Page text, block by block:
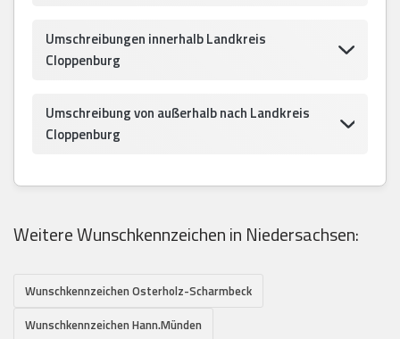
Umschreibungen innerhalb Landkreis
Cloppenburg
Umschreibung von außerhalb nach Landkreis
Cloppenburg
Weitere Wunschkennzeichen in Niedersachsen:
Wunschkennzeichen Osterholz-Scharmbeck
Wunschkennzeichen Hann.Münden